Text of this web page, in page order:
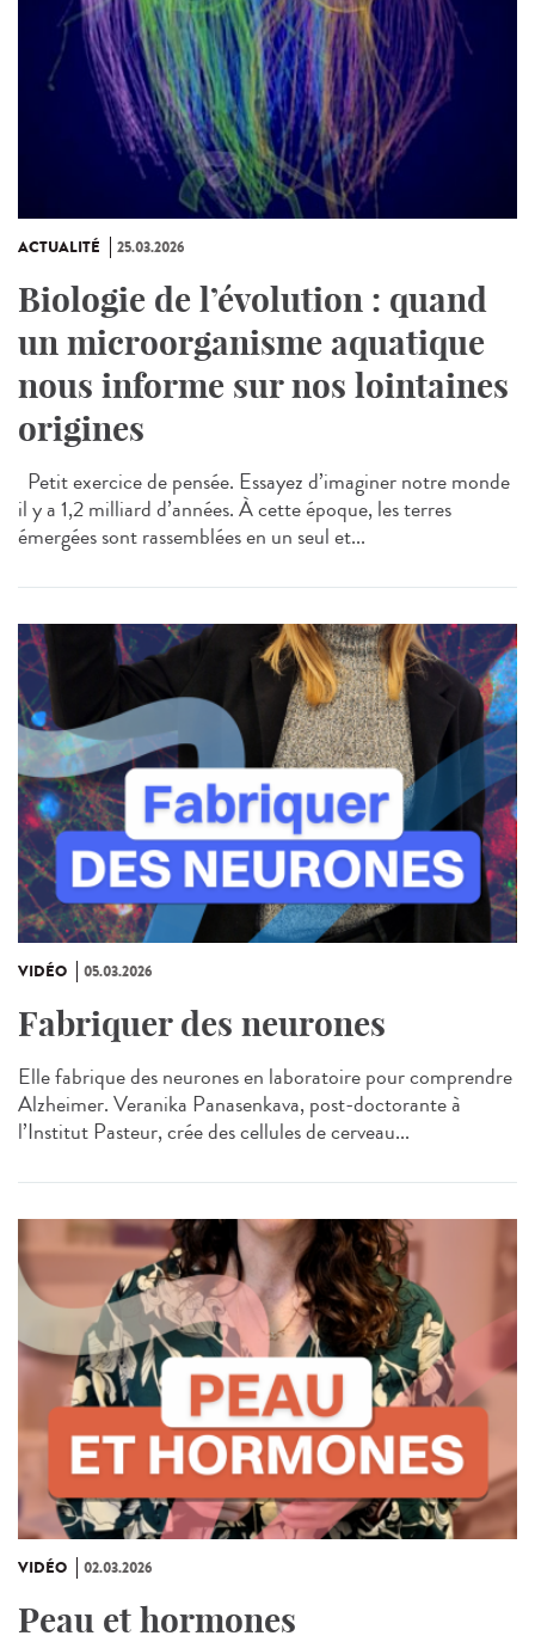
ACTUALITÉ 25.03.2026
Biologie de l’évolution : quand
un microorganisme aquatique
nous informe sur nos lointaines
origines
Petit exercice de pensée. Essayez d’imaginer notre monde
il y a 1,2 milliard d’années. À cette époque, les terres
émergées sont rassemblées en un seul et...
VIDÉO 05.03.2026
Fabriquer des neurones
Elle fabrique des neurones en laboratoire pour comprendre
Alzheimer. Veranika Panasenkava, post-doctorante à
l’Institut Pasteur, crée des cellules de cerveau...
VIDÉO 02.03.2026
Peau et hormones